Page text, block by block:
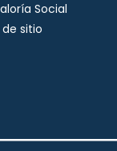
Social
sitio